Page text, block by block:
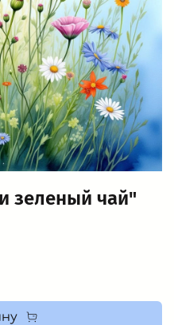
зеленый чай"